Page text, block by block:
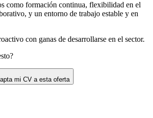
como formación continua, flexibilidad en el
y un entorno de trabajo estable y en
con ganas de desarrollarse en el sector.
mi CV a esta oferta